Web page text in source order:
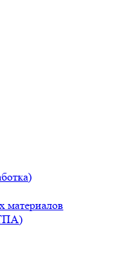
материалов